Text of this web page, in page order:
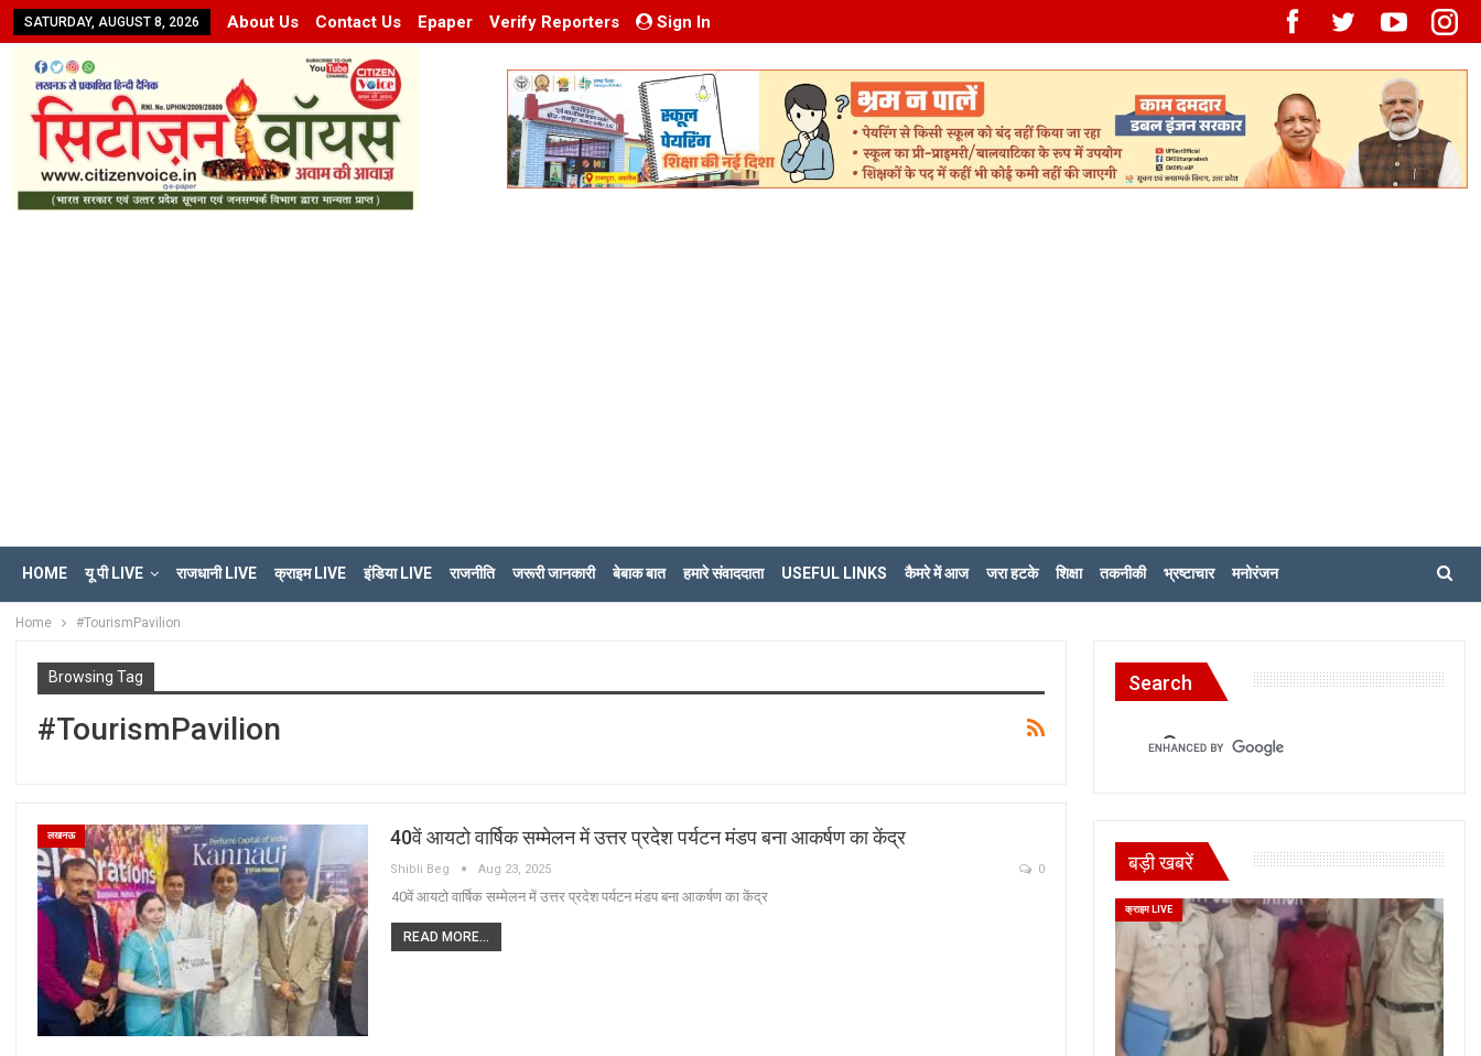
SATURDAY, AUGUST 8, 2026 About Us Contact Us Epaper Verify Reporters Sign In
HOME यू पी LIVE राजधानी LIVE क्राइम LIVE इंडिया LIVE राजनीति जरूरी जानकारी बेबाक बात हमारे संवाददाता USEFUL LINKS कैमरे में आज जरा हटके शिक्षा तकनीकी भ्रष्टाचार मनोरंजन
Home #TourismPavilion
Browsing Tag
#TourismPavilion
लखनऊ 40वें आयटो वार्षिक सम्मेलन में उत्तर प्रदेश पर्यटन मंडप बना आकर्षण का केंद्र
Shibli Beg Aug 23, 2025 0
40वें आयटो वार्षिक सम्मेलन में उत्तर प्रदेश पर्यटन मंडप बना आकर्षण का केंद्र
READ MORE...
Search
बड़ी खबरें
क्राइम LIVE